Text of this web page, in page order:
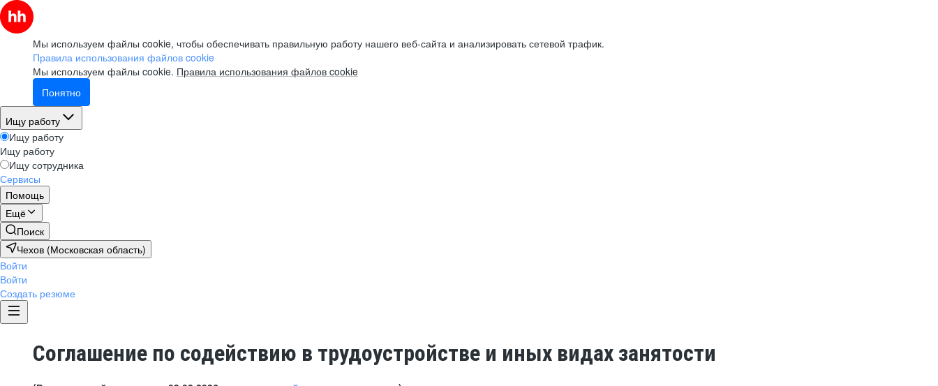
Мы используем файлы cookie, чтобы обеспечивать правильную работу нашего веб-сайта и анализировать сетевой трафик.
Правила использования файлов cookie
Мы используем файлы cookie. Правила использования файлов cookie
Понятно
Ищу работу
Ищу работу
Ищу работу
Ищу сотрудника
Сервисы
Помощь
Ещё
Поиск
Чехов (Московская область)
Войти
Войти
Создать резюме
Соглашение по содействию в трудоустройстве и иных видах занятости